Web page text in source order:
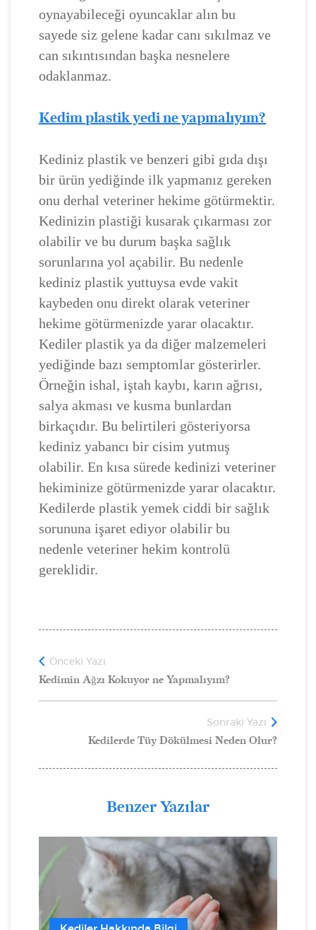
oynayabileceği oyuncaklar alın bu
sayede siz gelene kadar canı sıkılmaz ve
can sıkıntısından başka nesnelere
odaklanmaz.
Kedim plastik yedi ne yapmalıyım?
Kediniz plastik ve benzeri gibi gıda dışı
bir ürün yediğinde ilk yapmanız gereken
onu derhal veteriner hekime götürmektir.
Kedinizin plastiği kusarak çıkarması zor
olabilir ve bu durum başka sağlık
sorunlarına yol açabilir. Bu nedenle
kediniz plastik yuttuysa evde vakit
kaybeden onu direkt olarak veteriner
hekime götürmenizde yarar olacaktır.
Kediler plastik ya da diğer malzemeleri
yediğinde bazı semptomlar gösterirler.
Örneğin ishal, iştah kaybı, karın ağrısı,
salya akması ve kusma bunlardan
birkaçıdır. Bu belirtileri gösteriyorsa
kediniz yabancı bir cisim yutmuş
olabilir. En kısa sürede kedinizi veteriner
hekiminize götürmenizde yarar olacaktır.
Kedilerde plastik yemek ciddi bir sağlık
sorununa işaret ediyor olabilir bu
nedenle veteriner hekim kontrolü
gereklidir.
Önceki Yazı
Kedimin Ağzı Kokuyor ne Yapmalıyım?
Sonraki Yazı
Kedilerde Tüy Dökülmesi Neden Olur?
Benzer Yazılar